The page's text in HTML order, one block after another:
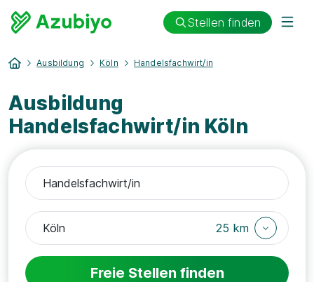
Stellen finden
Ausbildung Köln Handelsfachwirt/in
Ausbildung
Handelsfachwirt/in Köln
25 km
Freie Stellen finden